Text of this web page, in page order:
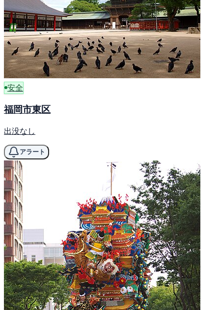
安全
福岡市東区
出没なし
アラート